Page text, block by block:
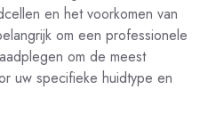
en het voorkomen van
om een professionele
om de meest
uw specifieke huidtype en